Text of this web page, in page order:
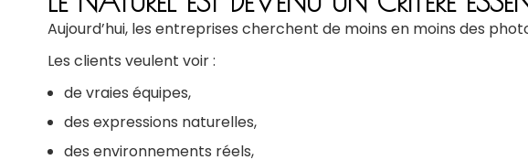
Aujourd’hui, les entreprises cherchent de moins en moins des
Les clients veulent voir :
de vraies équipes,
des expressions naturelles,
des environnements réels,